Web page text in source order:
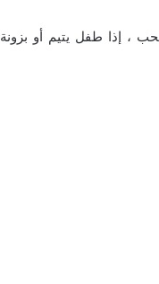
، إ ذا طفل يتيم أو بزونة